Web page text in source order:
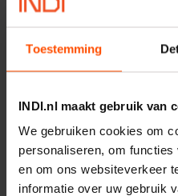
Toestemming
INDI.nl maakt gebruik van
We gebruiken cookies om
personaliseren, om
en om ons websiteverkeer
informatie over uw gebruik
€
incl. BTW
4mm